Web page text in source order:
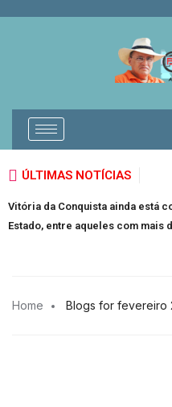
ÚLTIMAS NOTÍCIAS
Vitória da Conquista ainda está
Estado, entre aqueles com mais
Home Blogs for fevereiro